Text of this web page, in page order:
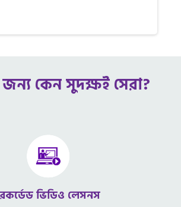
কেন সুদক্ষই সেরা?
ভিডিও লেসনস